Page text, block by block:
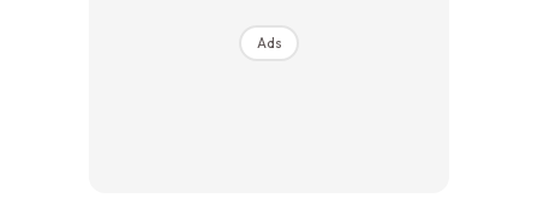
Ads